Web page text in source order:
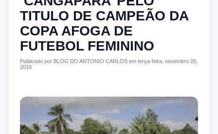
TITULO DE CAMPEÃO DA
COPA AFOGA DE
FUTEBOL FEMININO
Publicado por BLOG DO ANTONIO CARLOS em terça-feira, novembro 26,
2019